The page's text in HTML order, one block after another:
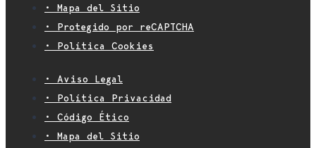
• Mapa del Sitio
• Protegido por reCAPTCHA
• Política Cookies
• Aviso Legal
• Política Privacidad
• Código Ético
• Mapa del Sitio